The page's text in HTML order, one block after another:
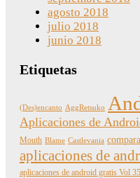
agosto 2018
julio 2018
junio 2018
Etiquetas
(Des)encanto AggRetsuko
Aplicaciones de
Mouth Blame Castlevania
aplicaciones de
aplicaciones de android gratis Vol 35